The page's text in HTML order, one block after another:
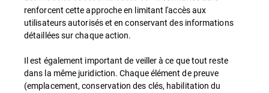
renforcent cette approche en limitant l'accès aux
utilisateurs autorisés et en conservant des informations
détaillées sur chaque action.
Il est également important de veiller à ce que tout reste
dans la même juridiction. Chaque élément de preuve
(emplacement, conservation des clés, habilitation du